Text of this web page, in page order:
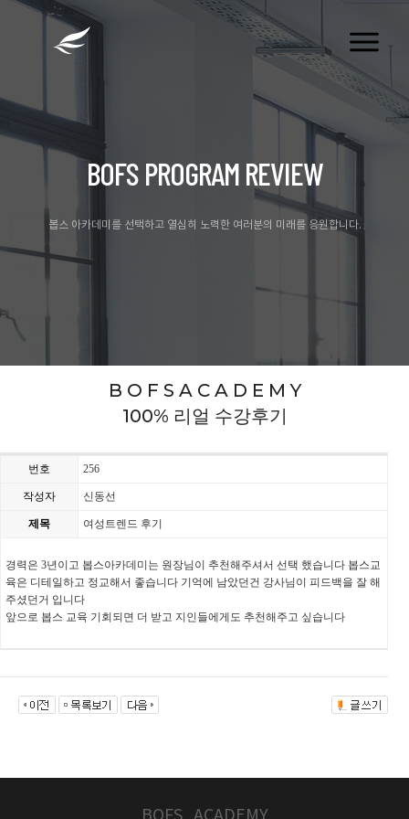
BOFS PROGRAM REVIEW
봅스 아카데미를 선택하고 열심히 노력한 여러분의 미래를 응원합니다.
B O F S A C A D E M Y
100% 리얼 수강후기
번호 256
작성자 신동선
제목 여성트렌드 후기
경력은 3년이고 봅스아카데미는 원장님이 추천해주셔서 선택 했습니다 봅스교
육은 디테일하고 정교해서 좋습니다 기억에 남았던건 강사님이 피드백을 잘 해
주셨던거 입니다
앞으로 봅스 교육 기회되면 더 받고 지인들에게도 추천해주고 싶습니다